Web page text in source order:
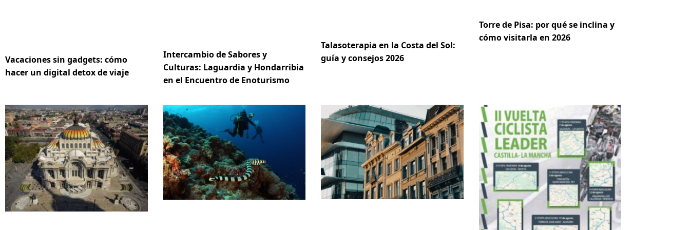
Vacaciones sin gadgets: cómo
hacer un digital detox de viaje
Intercambio de Sabores y
Culturas: Laguardia y Hondarribia
en el Encuentro de Enoturismo
Talasoterapia en la Costa del Sol:
guía y consejos 2026
Torre de Pisa: por qué se inclina y
cómo visitarla en 2026